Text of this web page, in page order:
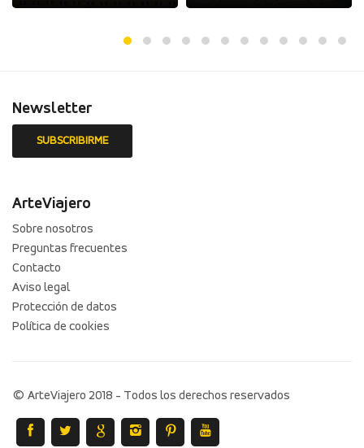
Newsletter
ArteViajero
Sobre nosotros
Preguntas frecuentes
Contacto
Aviso legal
Protección de datos
Política de cookies
© ArteViajero 2018 - Todos los derechos reservados